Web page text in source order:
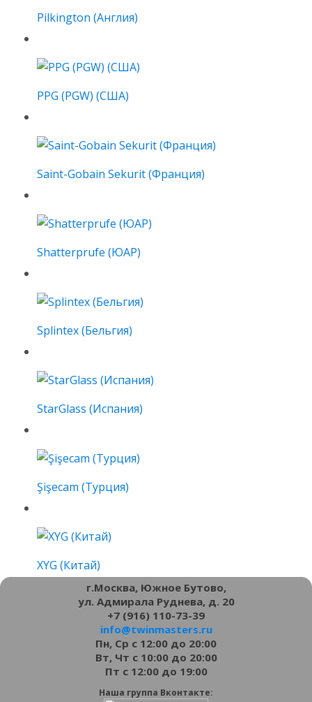
Pilkington (Англия)
PPG (PGW) (США)
Saint-Gobain Sekurit (Франция)
Shatterprufe (ЮАР)
Splintex (Бельгия)
StarGlass (Испания)
Şişecam (Турция)
XYG (Китай)
г.Москва, Южное Бутово,
ул. Адмирала Руднева, д. 20
+7 (916) 110-73-39
info@twinmasters.ru
Пн, Ср с 12:00 до 20:00
Вт, Чт с 10:00 до 20:00
Пт с 12:00 до 19:00
Наша группа Вконтакте: